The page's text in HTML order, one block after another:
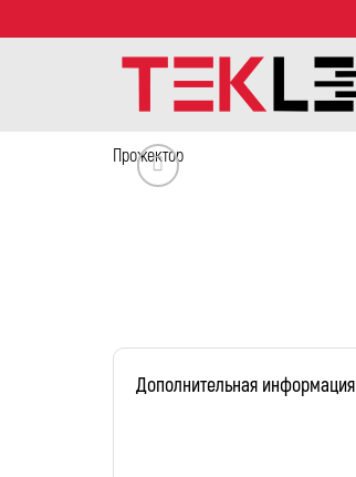
Прожектор
Дополнительная информация